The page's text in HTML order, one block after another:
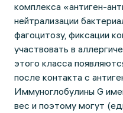
комплекса «антиген-
нейтрализации
фагоцитозу, фиксации
участвовать в
этого класса
после контакта с
Иммуноглобулины G
вес и поэтому могут